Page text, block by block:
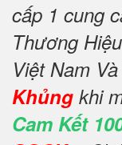
cấp 1 cung
Thương
Việt Nam
Khủng khi
Cam Kết